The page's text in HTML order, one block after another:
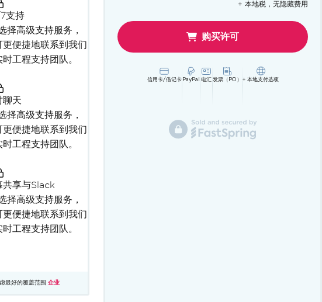
支持
择高级支持服务，
更便捷地联系到我们
时工程支持团队。
聊天
择高级支持服务，
更便捷地联系到我们
时工程支持团队。
共享与Slack
择高级支持服务，
更便捷地联系到我们
时工程支持团队。
最好的覆盖范围企业
+ 本地税，无隐藏费用
购买许可
信用卡/借记卡 PayPal 电汇 发票（PO） + 本地支付选项